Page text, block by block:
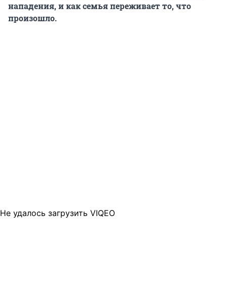
нападения, и как семья переживает то, что
произошло.
Не удалось загрузить VIQEO